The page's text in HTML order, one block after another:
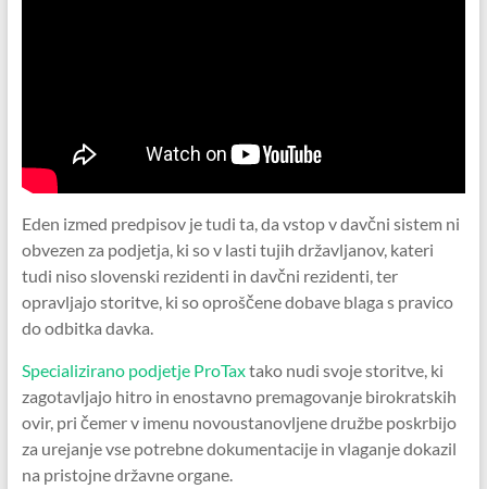
Eden izmed predpisov je tudi ta, da vstop v davčni sistem ni
obvezen za podjetja, ki so v lasti tujih državljanov, kateri
tudi niso slovenski rezidenti in davčni rezidenti, ter
opravljajo storitve, ki so oproščene dobave blaga s pravico
do odbitka davka.
Specializirano podjetje ProTaxtako nudi svoje storitve, ki
zagotavljajo hitro in enostavno premagovanje birokratskih
ovir, pri čemer v imenu novoustanovljene družbe poskrbijo
za urejanje vse potrebne dokumentacije in vlaganje dokazil
na pristojne državne organe.